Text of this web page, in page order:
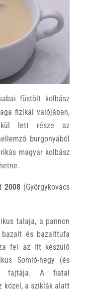
füstölt kolbász
fizikai valójában,
lett része az
burgonyából
magyar kolbász
2008 (Györgykovács
talaja, a pannon
és bazalttufa
fel az itt készülő
Somló-hegy (és
fajtája. A fiatal
közel, a sziklák alatt